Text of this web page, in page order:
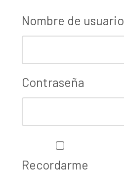
Nombre de usuario
Contraseña
Recordarme